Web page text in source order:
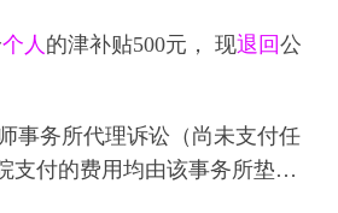
个人 的津补贴500元， 现退回公
事务所代理诉讼（尚未支付任
支付的费用均由该事务所垫